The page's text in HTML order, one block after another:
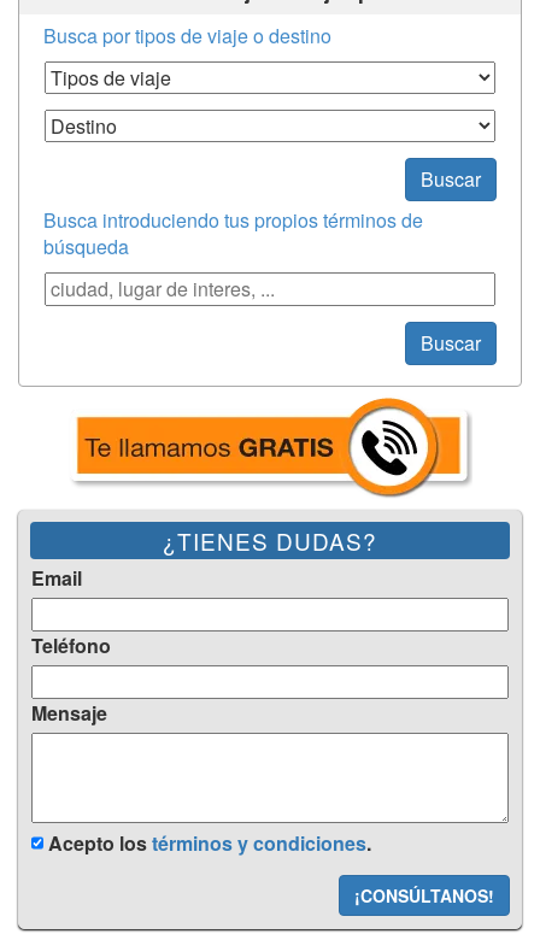
Busca por tipos de viaje o destino
Tipos de Viaje
Destino
Buscar
Busca introduciendo tus propios términos de
búsqueda
Búsqueda
Buscar
¿TIENES DUDAS?
Email
Teléfono
Mensaje
Acepto lostérminos y condiciones.
¡CONSÚLTANOS!